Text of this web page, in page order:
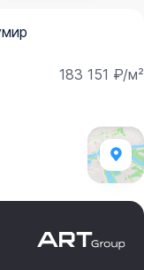
183 151 ₽/м²